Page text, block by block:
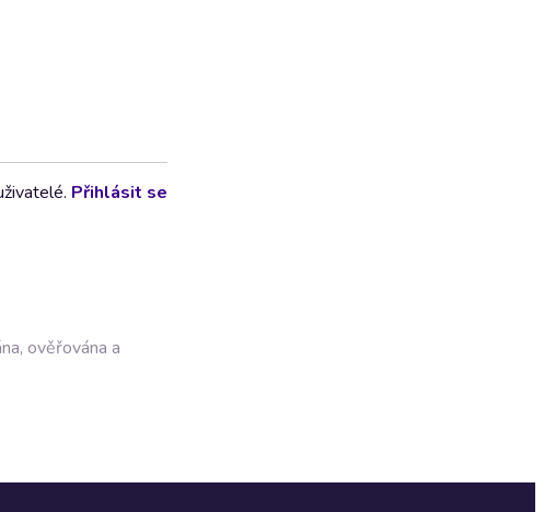
Přihlásit se
ověřována a